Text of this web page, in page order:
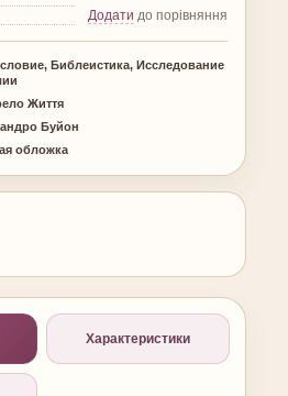
Додати до порівняння
Библеистика, Исследование
Життя
Буйон
обложка
Характеристики